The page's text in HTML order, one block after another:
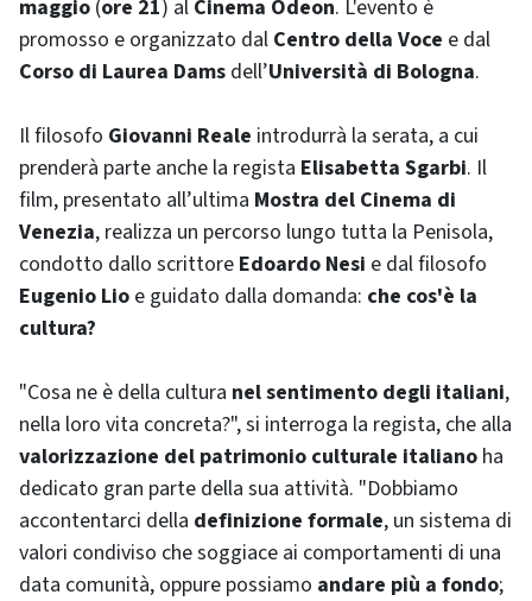
maggio (ore 21) al Cinema Odeon. L'evento è
promosso e organizzato dal Centro della Voce e dal
Corso di Laurea Dams dell’Università di Bologna.
Il filosofo Giovanni Reale introdurrà la serata, a cui
prenderà parte anche la regista Elisabetta Sgarbi. Il
film, presentato all’ultima Mostra del Cinema di
Venezia, realizza un percorso lungo tutta la Penisola,
condotto dallo scrittore Edoardo Nesi e dal filosofo
Eugenio Lio e guidato dalla domanda: che cos'è la
cultura?
"Cosa ne è della cultura nel sentimento degli italiani,
nella loro vita concreta?", si interroga la regista, che alla
valorizzazione del patrimonio culturale italiano ha
dedicato gran parte della sua attività. "Dobbiamo
accontentarci della definizione formale, un sistema di
valori condiviso che soggiace ai comportamenti di una
data comunità, oppure possiamo andare più a fondo;